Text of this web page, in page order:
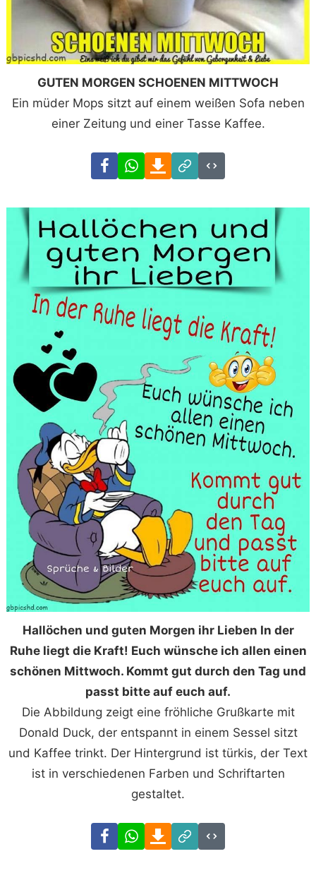
GUTEN MORGEN SCHOENEN MITTWOCH
Ein müder Mops sitzt auf einem weißen Sofa neben
einer Zeitung und einer Tasse Kaffee.
FacebookWhatsAppDownload
Link
Code
Hallöchen und guten Morgen ihr Lieben In der
Ruhe liegt die Kraft! Euch wünsche ich allen einen
schönen Mittwoch. Kommt gut durch den Tag und
passt bitte auf euch auf.
Die Abbildung zeigt eine fröhliche Grußkarte mit
Donald Duck, der entspannt in einem Sessel sitzt
und Kaffee trinkt. Der Hintergrund ist türkis, der Text
ist in verschiedenen Farben und Schriftarten
gestaltet.
FacebookWhatsAppDownload
Link
Code